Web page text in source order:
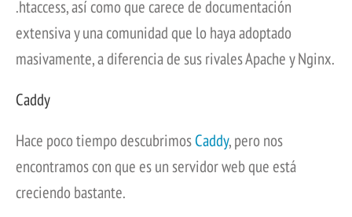
.htaccess, así como que carece de documentación
extensiva y una comunidad que lo haya adoptado
masivamente, a diferencia de sus rivales Apache y Nginx.
Caddy
Hace poco tiempo descubrimosCaddy, pero nos
encontramos con que es un servidor web que está
creciendo bastante.